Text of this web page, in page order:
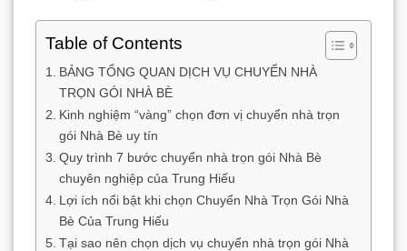
Table of Contents
BẢNG TỔNG QUAN DỊCH VỤ CHUYỂN NHÀ
TRỌN GÓI NHÀ BÈ
Kinh nghiệm “vàng” chọn đơn vị chuyển nhà trọn
gói Nhà Bè uy tín
Quy trình 7 bước chuyển nhà trọn gói Nhà Bè
chuyên nghiệp của Trung Hiếu
Lợi ích nổi bật khi chọn Chuyển Nhà Trọn Gói Nhà
Bè Của Trung Hiếu
Tại sao nên chọn dịch vụ chuyển nhà trọn gói Nhà